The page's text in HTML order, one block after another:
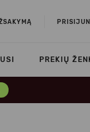
PREKIŲ